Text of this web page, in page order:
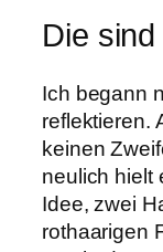
Die
Ich begann
reflektieren.
keinen
neulich hielt
Idee, zwei
rothaarigen